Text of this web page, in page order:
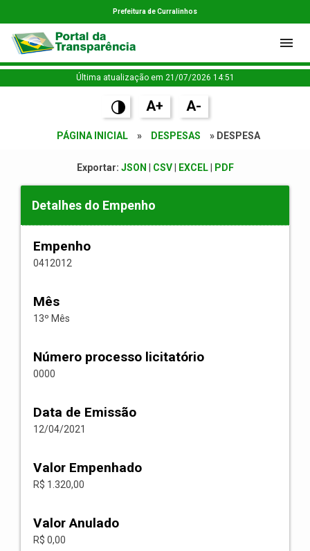
Prefeitura de Curralinhos
Última atualização em 21/07/2026 14:51
A+ A-
PÁGINA INICIAL » DESPESAS » DESPESA
Exportar: JSON CSV| EXCEL| PDF
Detalhes do Empenho
Empenho
0412012
Mês
13º Mês
Número processo licitatório
0000
Data de Emissão
12/04/2021
Valor Empenhado
R$ 1.320,00
Valor Anulado
R$ 0,00